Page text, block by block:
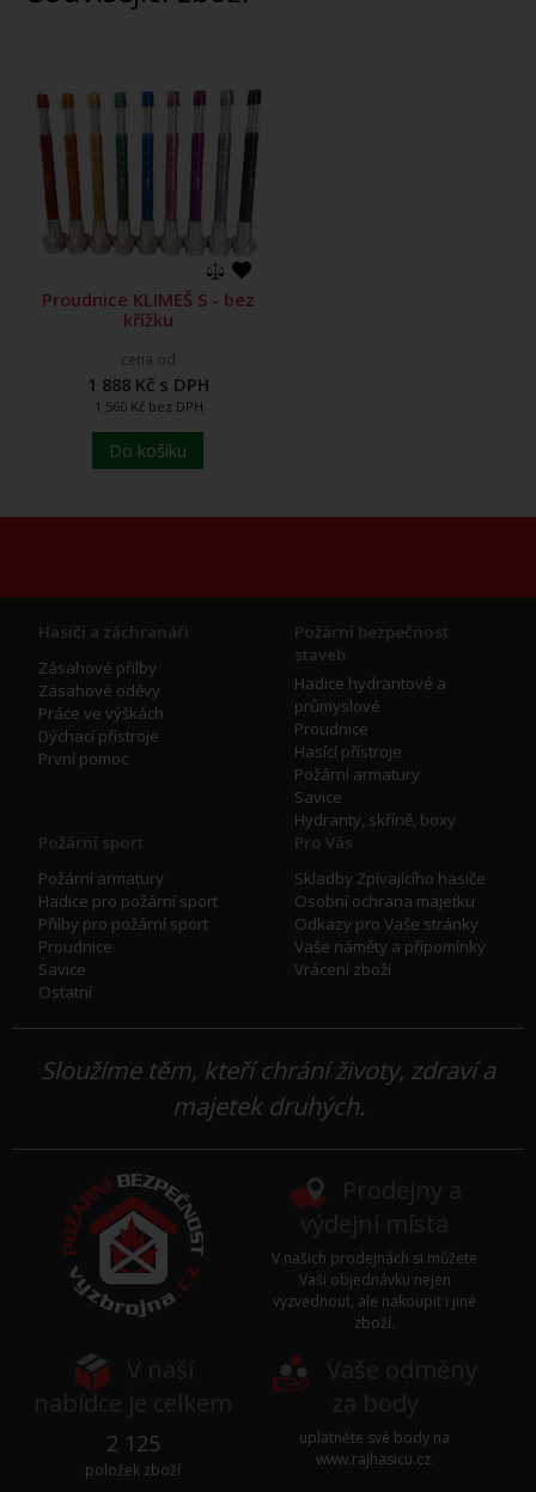
Proudnice KLIMEŠ S - bez
křížku
cena od
1 888 Kč s DPH
1 560 Kč bez DPH
Do košíku
Hasiči a záchranáři
Zásahové přilby
Zásahové oděvy
Práce ve výškách
Dýchací přístroje
První pomoc
Požární bezpečnost
staveb
Hadice hydrantové a
průmyslové
Proudnice
Hasící přístroje
Požární armatury
Savice
Hydranty, skříně, boxy
Požární sport
Požární armatury
Hadice pro požární sport
Přilby pro požární sport
Proudnice
Savice
Ostatní
Pro Vás
Skladby Zpívajícího hasiče
Osobní ochrana majetku
Odkazy pro Vaše stránky
Vaše náměty a přípomínky
Vrácení zboží
Sloužíme těm, kteří chrání životy, zdraví a
majetek druhých.
V našich prodejnách si můžete
Vaši objednávku nejen
vyzvednout, ale nakoupit i jiné
zboží.
2 125
položek zboží
uplatněte své body na
www.rajhasicu.cz.